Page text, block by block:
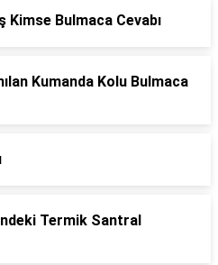
Bulmaca Cevabı
Kumanda Kolu Bulmaca
Termik Santral